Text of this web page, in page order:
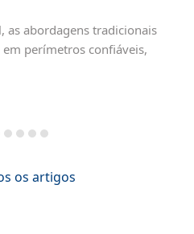
as abordagens tradicionais
em perímetros confiáveis,
os artigos